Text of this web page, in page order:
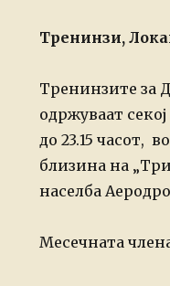
Тренинзи,
Тренинзите за
одржуваат
до 23.15 часот,
близина на
населба
Месечната